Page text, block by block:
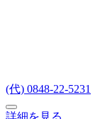
(代) 0848-22-5231
詳細を見る